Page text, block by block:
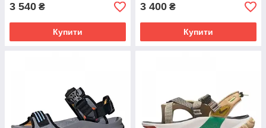
3 540 ₴
Купити
3 400 ₴
Купити